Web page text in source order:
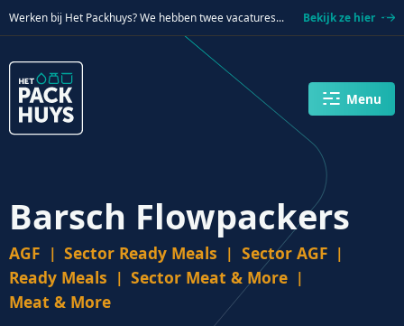
Verder naar navigatie
Ga naar hoofdinhoud
Footer
Werken bij Het Packhuys? We hebben twee vacatures... Bekijk ze hier
Menu
Barsch Flowpackers
AGF Sector Ready Meals
Sector AGF
Ready Meals
Sector Meat & More
Meat & More